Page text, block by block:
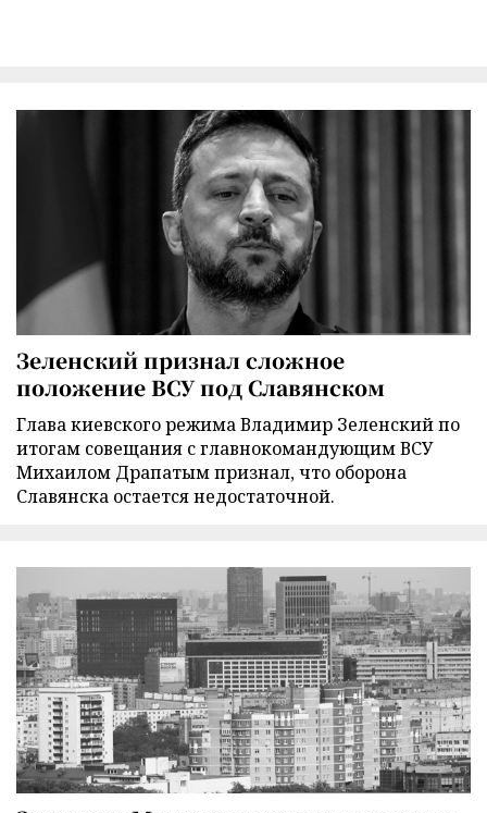
Зеленский признал сложное
положение ВСУ под Славянском
Глава киевского режима Владимир Зеленский по
итогам совещания с главнокомандующим ВСУ
Михаилом Драпатым признал, что оборона
Славянска остается недостаточной.